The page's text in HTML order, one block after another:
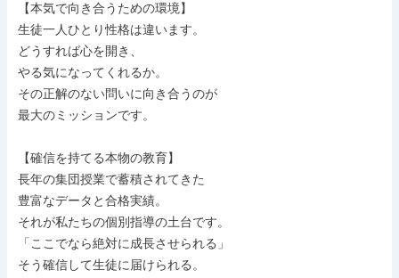
【本気で向き合うための環境】
生徒一人ひとり性格は違います。
どうすれば心を開き、
やる気になってくれるか。
その正解のない問いに向き合うのが
最大のミッションです。
【確信を持てる本物の教育】
長年の集団授業で蓄積されてきた
豊富なデータと合格実績。
それが私たちの個別指導の土台です。
「ここでなら絶対に成長させられる」
そう確信して生徒に届けられる。